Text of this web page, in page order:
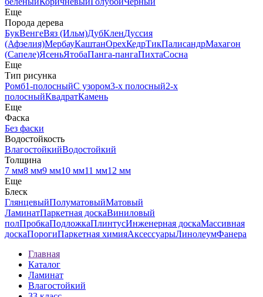
Еще
Порода дерева
БукВенгеВяз (Ильм)ДубКленДуссия
(Афзелия)МербауКаштанОрехКедрТикПалисандрМахагон
(Сапеле)ЯсеньЯтобаПанга-пангаПихтаСосна
Еще
Тип рисунка
Ромб1-полосныйС узором3-х полосный2-х
полосныйКвадратКамень
Еще
Фаска
Без фаски
Водостойкость
ВлагостойкийВодостойкий
Толщина
7 мм8 мм9 мм10 мм11 мм12 мм
Еще
Блеск
ГлянцевыйПолуматовыйМатовый
ЛаминатПаркетная доскаВиниловый
полПробкаПодложкаПлинтусИнженерная доскаМассивная
доскаПорогиПаркетная химияАксессуарыЛинолеумФанера
Главная
Каталог
Ламинат
Влагостойкий